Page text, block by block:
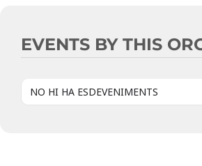
EVENTS BY THIS
NO HI HA ESDEVENIMENTS